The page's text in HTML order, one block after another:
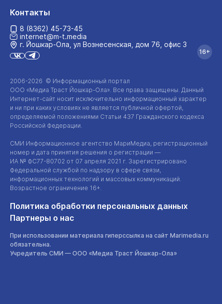
2006-2026 © Информационный портал
ООО «Медиа Траст Йошкар-Ола». Все права защищены. Данный
Интернет-сайт носит исключительно информационный характер
и ни при каких условиях не является публичной офертой,
определяемой положениями Статьи 437 Гражданского кодекса
Российской Федерации.
СМИ Информационное агентство МариМедиа, регистрационный
номер и дата принятия решения о регистрации —
ИА № ФС77-80702 от 07 апреля 2021 г. Зарегистрировано
Федеральной службой по надзору в сфере связи,
информационных технологий и массовых коммуникаций.
Возрастное ограничение 16+.
Политика обработки персональных данных
Партнеры о нас
При использовании материала гиперссылка на сайт Marimedia.ru
обязательна.
Учредитель СМИ — ООО «Медиа Траст Йошкар-Ола»
Контакты
8 (8362) 45-73-45
internet@m-t.media
г. Йошкар‑Ола, ул Вознесенская, дом 76, офис 3
16+